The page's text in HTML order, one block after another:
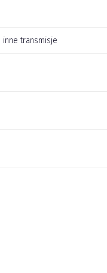
inne transmisje